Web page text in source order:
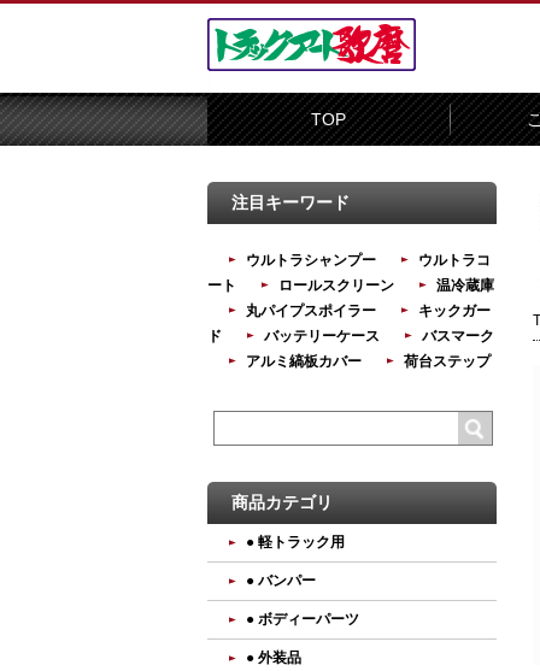
TOP
注目キーワード
ウルトラシャンプー
ウルトラコ
ート
ロールスクリーン
温冷蔵庫
丸パイプスポイラー
キックガー
ド
バッテリーケース
バスマーク
アルミ縞板カバー
荷台ステップ
商品カテゴリ
● 軽トラック用
● バンパー
● ボディーパーツ
● 外装品